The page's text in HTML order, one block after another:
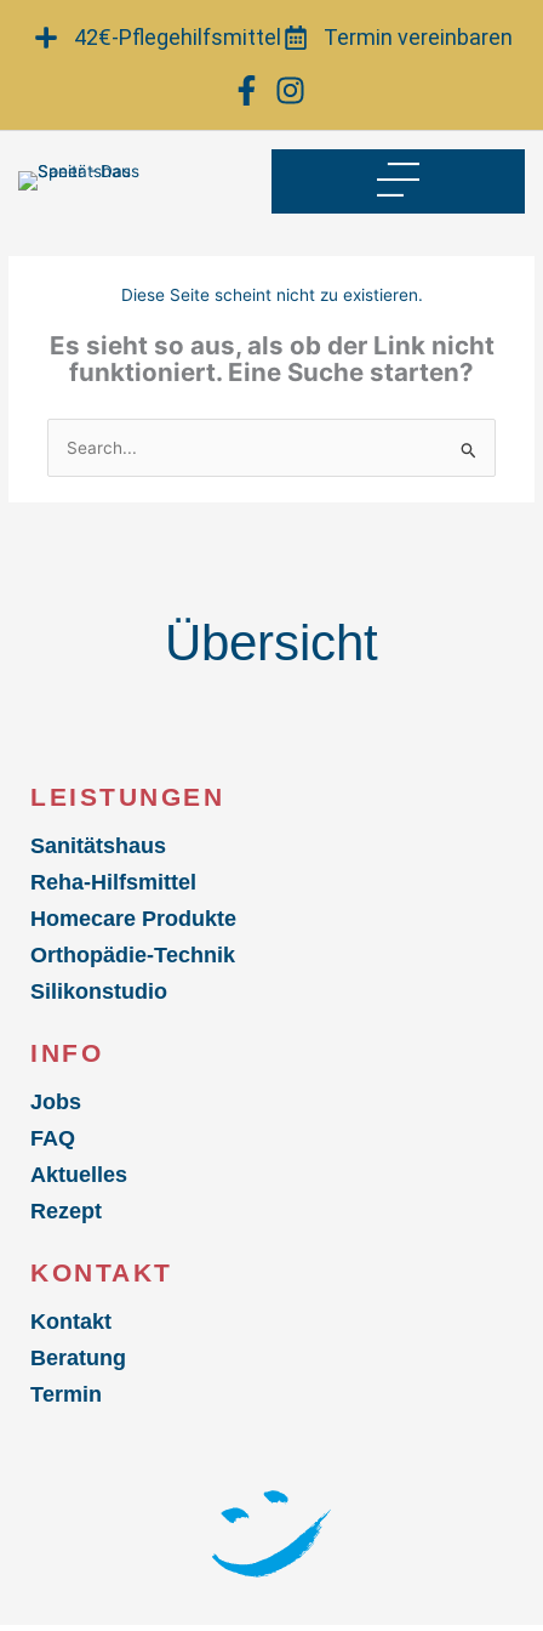
Inhalt
42€-Pflegehilfsmittel Termin vereinbaren
Diese Seite scheint nicht zu existieren.
Es sieht so aus, als ob der Link nicht
funktioniert. Eine Suche starten?
Suchen
nach:
Übersicht
LEISTUNGEN
Sanitätshaus
Reha-Hilfsmittel
Homecare Produkte
Orthopädie-Technik
Silikonstudio
INFO
Jobs
FAQ
Aktuelles
Rezept
KONTAKT
Kontakt
Beratung
Termin